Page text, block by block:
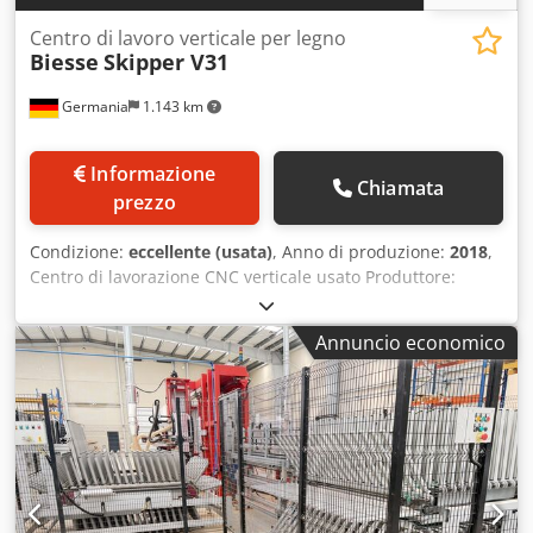
Germania 1.143 km
Centro di lavoro verticale per legno
Biesse Skipper V31
prezzo
Chiamata
Condizione: eccellente (usata), Anno di produzione: 2018,
Centro di lavorazione CNC verticale usato Produttore:
Biesse Modello: Skipper V31 Anno di costruzione: 2018
Posizionamento automatico del mandrino Pre-
posizionamento e rilevamento del punto zero tramite cella
fotoelettrica Tavoli di lavoro con cuscinetti d'aria Rulli di
pressione e dispositivo di pressione verticale Djdpfxszl
Aqas Aihewa Opzionale: dispositivi di carico e scarico Area
di lavoro X 200 – 3200 mm Area di lavoro Y 70 – 900 mm
Area di lavoro Z 10 – 00 mm Unità di lavoro BH17 con: -
Mandrini di foratura verticali, 10 unità - Mandrini di
foratura orizzontali in direzione X, 4 unità - Mandrini di
Annuncio economico